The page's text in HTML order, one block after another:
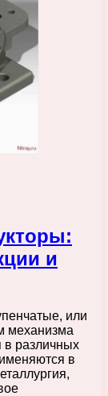
и
или
механизма
в различных
в